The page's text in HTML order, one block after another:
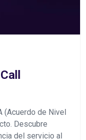
(Acuerdo de Nivel
Descubre
del servicio al